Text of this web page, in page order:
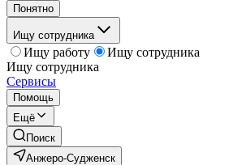
Понятно
Ищу сотрудника
Ищу работу
Ищу сотрудника
Ищу сотрудника
Сервисы
Помощь
Ещё
Поиск
Анжеро-Судженск